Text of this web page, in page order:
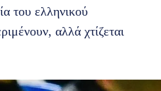
του ελληνικού
αλλά χτίζεται